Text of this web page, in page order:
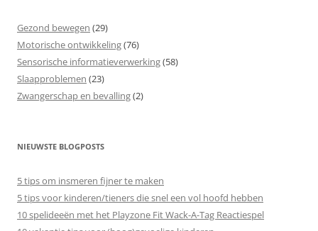
Gezond bewegen (29)
Motorische ontwikkeling(76)
Sensorische informatieverwerking(58)
Slaapproblemen (23)
Zwangerschap en bevalling(2)
NIEUWSTE BLOGPOSTS
5 tips om insmeren fijner te maken
5 tips voor kinderen/tieners die snel een vol hoofd hebben
10 spelideeën met het Playzone Fit Wack-A-Tag Reactiespel